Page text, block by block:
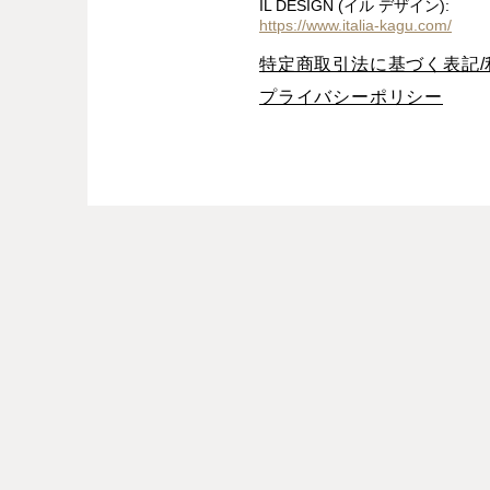
IL DESIGN (イル デザイン):
https://www.italia-kagu.com/
特定商取引法に基づく表記/
プライバシーポリシー